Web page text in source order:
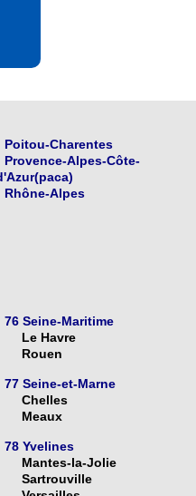
Poitou-Charentes
Provence-Alpes-Côte-
Rhône-Alpes
76 Seine-Maritime
Le Havre
Rouen
77 Seine-et-Marne
Chelles
Meaux
78 Yvelines
Mantes-la-Jolie
Sartrouville